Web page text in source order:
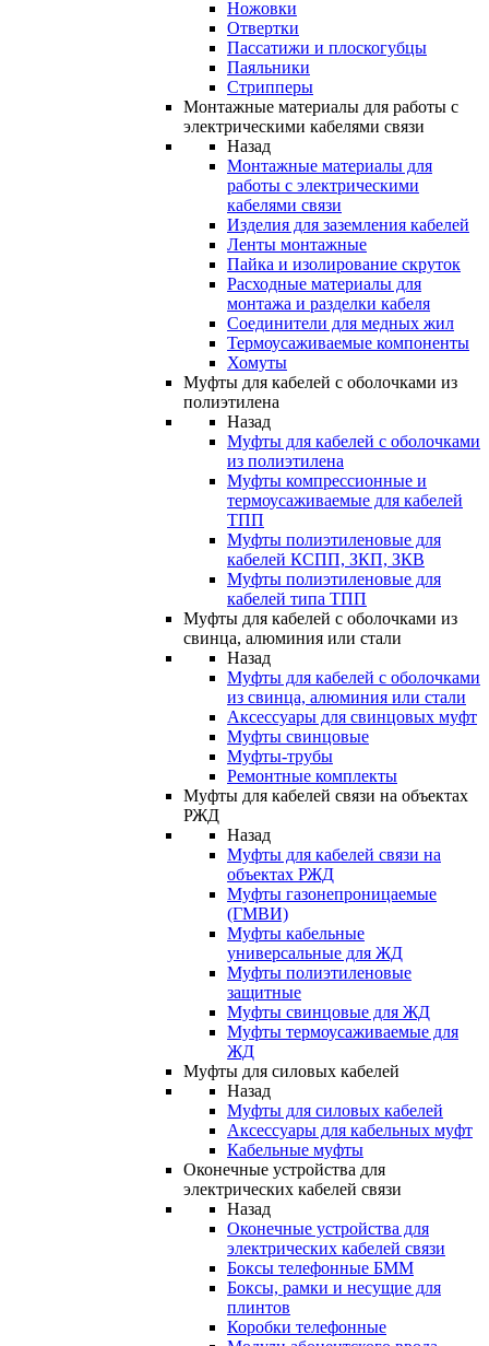
Ножовки
Отвертки
Пассатижи и плоскогубцы
Паяльники
Стрипперы
Монтажные материалы для работы с
электрическими кабелями связи
Назад
Монтажные материалы для
работы с электрическими
кабелями связи
Изделия для заземления кабелей
Ленты монтажные
Пайка и изолирование скруток
Расходные материалы для
монтажа и разделки кабеля
Соединители для медных жил
Термоусаживаемые компоненты
Хомуты
Муфты для кабелей с оболочками из
полиэтилена
Назад
Муфты для кабелей с оболочками
из полиэтилена
Муфты компрессионные и
термоусаживаемые для кабелей
ТПП
Муфты полиэтиленовые для
кабелей КСПП, ЗКП, ЗКВ
Муфты полиэтиленовые для
кабелей типа ТПП
Муфты для кабелей с оболочками из
свинца, алюминия или стали
Назад
Муфты для кабелей с оболочками
из свинца, алюминия или стали
Аксессуары для свинцовых муфт
Муфты свинцовые
Муфты-трубы
Ремонтные комплекты
Муфты для кабелей связи на объектах
РЖД
Назад
Муфты для кабелей связи на
объектах РЖД
Муфты газонепроницаемые
(ГМВИ)
Муфты кабельные
универсальные для ЖД
Муфты полиэтиленовые
защитные
Муфты свинцовые для ЖД
Муфты термоусаживаемые для
ЖД
Муфты для силовых кабелей
Назад
Муфты для силовых кабелей
Аксессуары для кабельных муфт
Кабельные муфты
Оконечные устройства для
электрических кабелей связи
Назад
Оконечные устройства для
электрических кабелей связи
Боксы телефонные БММ
Боксы, рамки и несущие для
плинтов
Коробки телефонные